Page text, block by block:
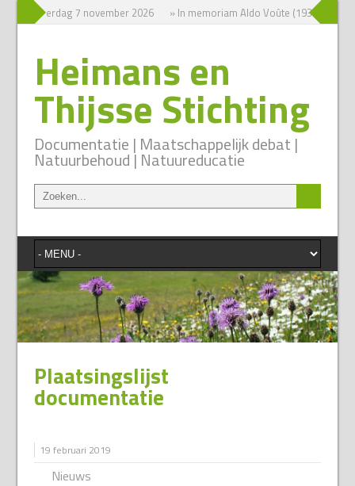
zaterdag 7 november 2026 » In memoriam Aldo Voûte (1931-2026)
Heimans en
Thijsse Stichting
Documentatie | Maatschappelijk debat |
Natuurbehoud | Natuureducatie
Plaatsingslijst
documentatie
19 februari 2019
Nieuws